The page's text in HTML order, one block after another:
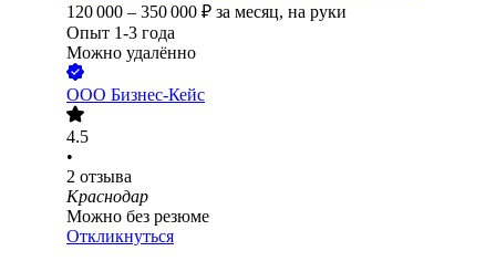
120 000 – 350 000 ₽ за месяц, на руки
Опыт 1-3 года
Можно удалённо
ООО Бизнес-Кейс
4.5
•
2 отзыва
Краснодар
Можно без резюме
Откликнуться